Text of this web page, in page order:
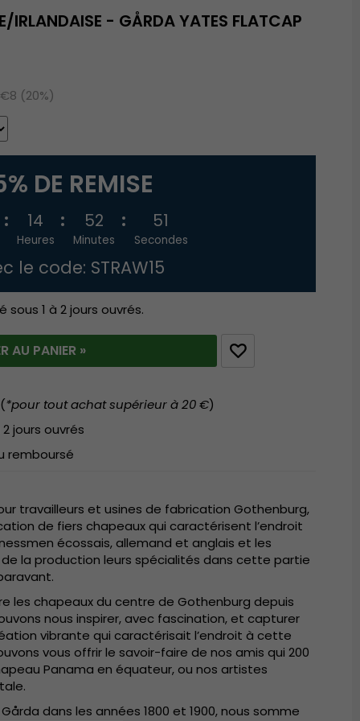
IRLANDAISE - GÅRDA YATES FLATCAP
(20%)
DE REMISE
14
Heures
52
Minutes
50
Secondes
le code: STRAW15
1 à 2 jours ouvrés.
AU PANIER »
*pour tout achat supérieur à 20 €)
jours ouvrés
remboursé
travailleurs et usines de fabrication Gothenburg,
de fiers chapeaux qui caractérisent l’endroit
écossais, allemand et anglais et les
la production leurs spécialités dans cette partie
les chapeaux du centre de Gothenburg depuis
nous inspirer, avec fascination, et capturer
vibrante qui caractérisait l’endroit à cette
vous offrir le savoir-faire de nos amis qui 200
Panama en équateur, ou nos artistes
dans les années 1800 et 1900, nous somme